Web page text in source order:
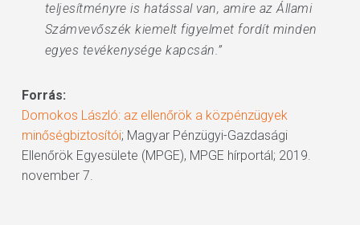
teljesítményre is hatással van, amire az Állami
Számvevőszék kiemelt figyelmet fordít minden
egyes tevékenysége kapcsán.”
Forrás:
Domokos László: az ellenőrök a közpénzügyek
minőségbiztosítói; Magyar Pénzügyi-Gazdasági
Ellenőrök Egyesülete (MPGE), MPGE hírportál; 2019.
november 7.